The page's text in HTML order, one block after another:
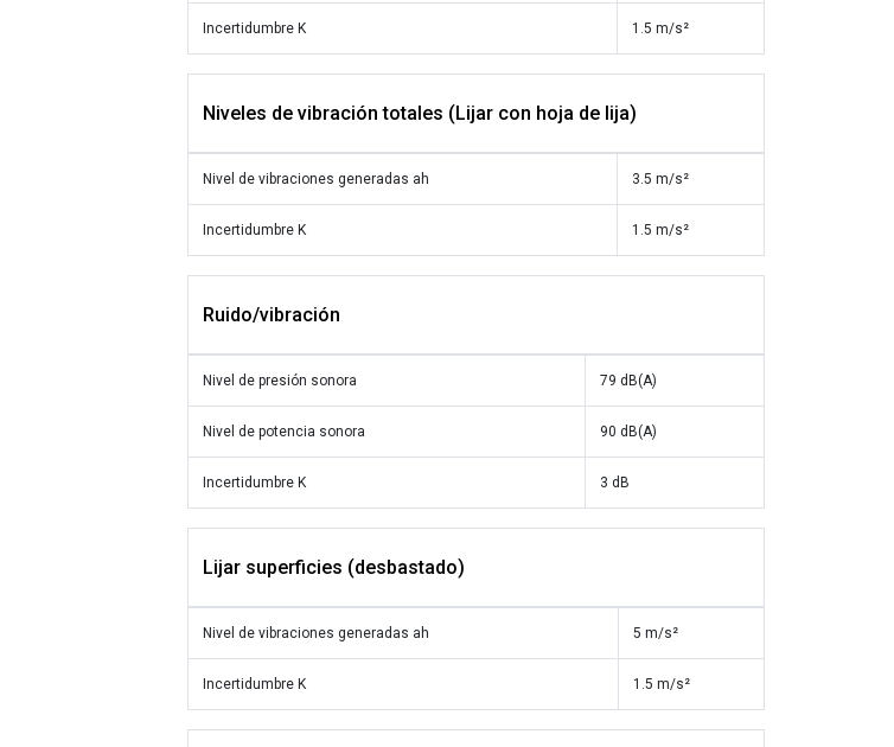
Incertidumbre K 1.5 m/s²
Niveles de vibración totales (Lijar con hoja de lija)
Nivel de vibraciones generadas ah 3.5 m/s²
Incertidumbre K 1.5 m/s²
Ruido/vibración
Nivel de presión sonora 79 dB(A)
Nivel de potencia sonora 90 dB(A)
Incertidumbre K 3 dB
Lijar superficies (desbastado)
Nivel de vibraciones generadas ah 5 m/s²
Incertidumbre K 1.5 m/s²